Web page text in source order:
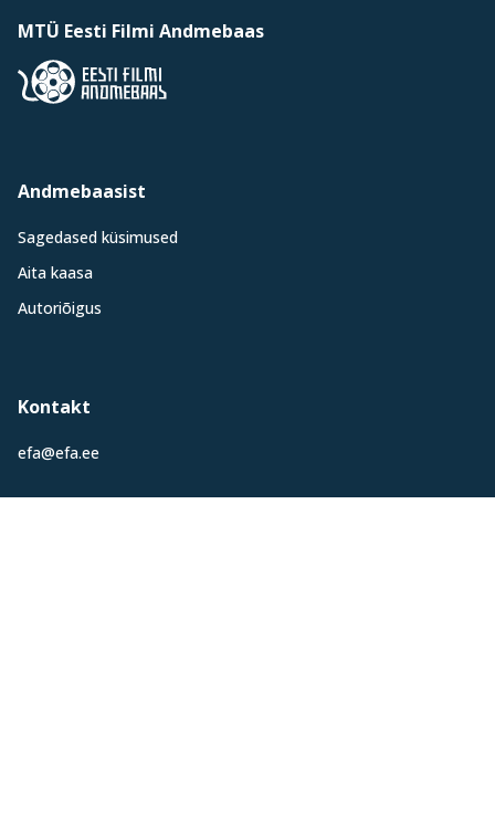
MTÜ Eesti Filmi Andmebaas
Andmebaasist
Sagedased küsimused
Aita kaasa
Autoriõigus
Kontakt
efa@efa.ee